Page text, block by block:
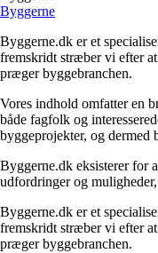
Byggerne
Byggerne.dk er et
fremskridt stræber vi efter
præger byggebranchen.
Vores indhold omfatter en
både fagfolk og
byggeprojekter, og
Byggerne.dk eksisterer for
udfordringer og
Byggerne.dk er et
fremskridt stræber vi efter
præger byggebranchen.